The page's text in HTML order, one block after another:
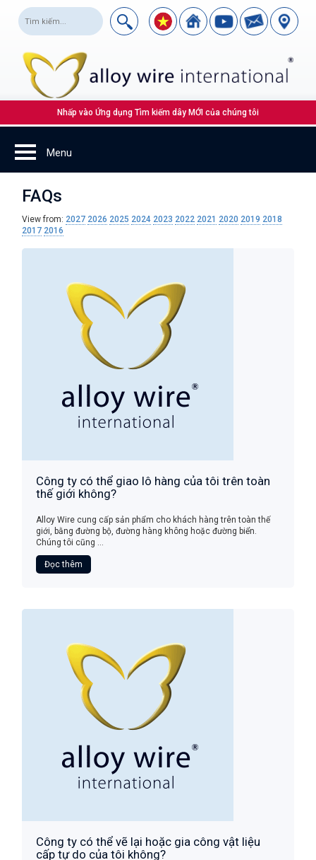
Nhấp vào Ứng dụng Tìm kiếm dây MỚI của chúng tôi
FAQs
View from: 2027 2026 2025 2024 2023 2022 2021 2020 2019 2018
2017 2016
Công ty có thể giao lô hàng của tôi trên toàn
thế giới không?
Alloy Wire cung cấp sản phẩm cho khách hàng trên toàn thế
giới, bằng đường bộ, đường hàng không hoặc đường biển.
Chúng tôi cũng ...
Đọc thêm
Công ty có thể vẽ lại hoặc gia công vật liệu
cấp tự do của tôi không?